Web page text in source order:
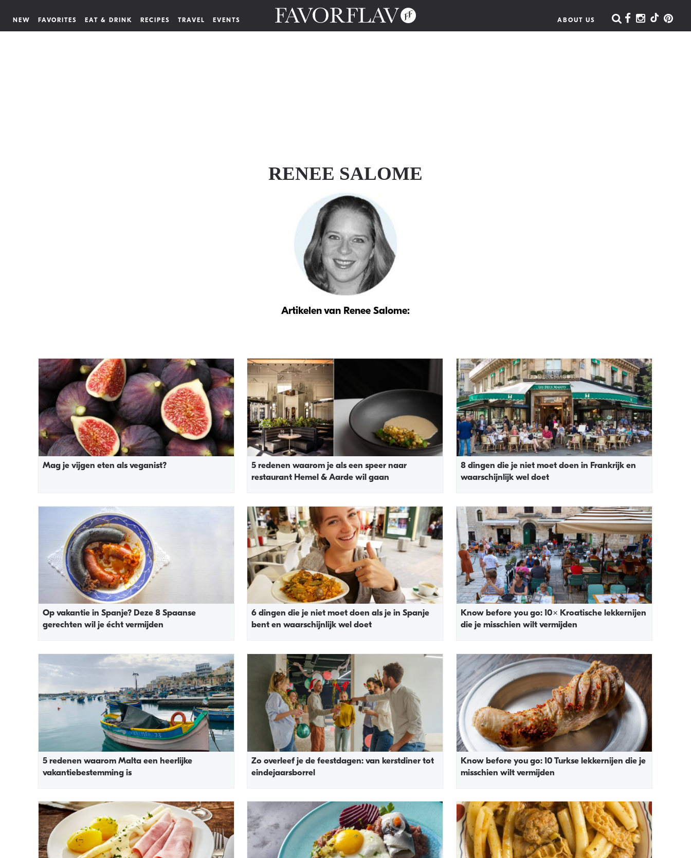
NEW FAVORITES EAT & DRINK RECIPES TRAVEL EVENTS ABOUT US
RENEE SALOME
Artikelen van Renee Salome:
Mag je vijgen eten als veganist?
5 redenen waarom je als een speer naar
restaurant Hemel & Aarde wil gaan
8 dingen die je niet moet doen in Frankrijk en
waarschijnlijk wel doet
Op vakantie in Spanje? Deze 8 Spaanse
gerechten wil je écht vermijden
6 dingen die je niet moet doen als je in Spanje
bent en waarschijnlijk wel doet
Know before you go: 10x Kroatische lekkernijen
die je misschien wilt vermijden
5 redenen waarom Malta een heerlijke
vakantiebestemming is
Zo overleef je de feestdagen: van kerstdiner tot
eindejaarsborrel
Know before you go: 10 Turkse lekkernijen die je
misschien wilt vermijden